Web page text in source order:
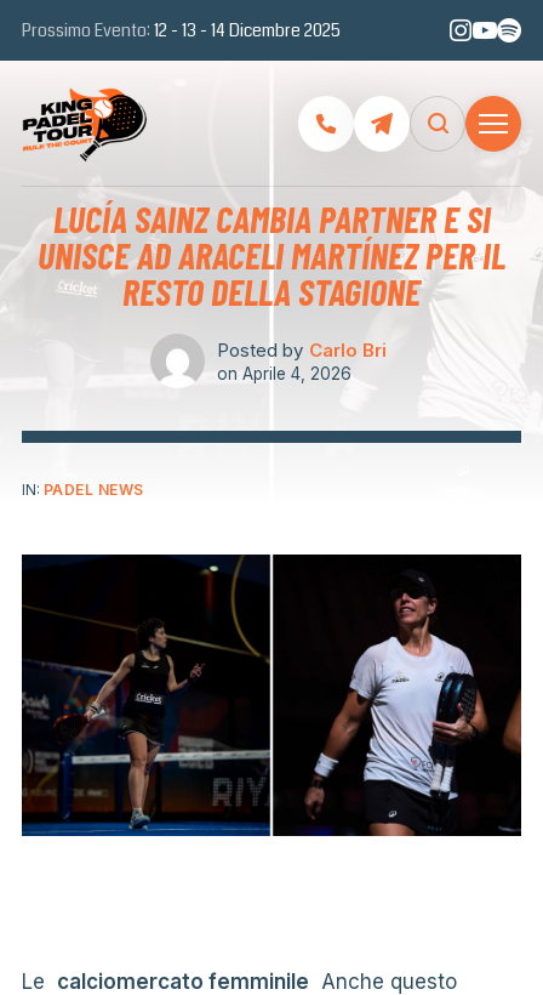
Prossimo Evento: 12 - 13 - 14 Dicembre 2025
LUCÍA SAINZ CAMBIA PARTNER E SI
UNISCE AD ARACELI MARTÍNEZ PER IL
RESTO DELLA STAGIONE
Posted by Carlo Bri
on Aprile 4, 2026
IN: PADEL NEWS
Le calciomercato femminile Anche questo